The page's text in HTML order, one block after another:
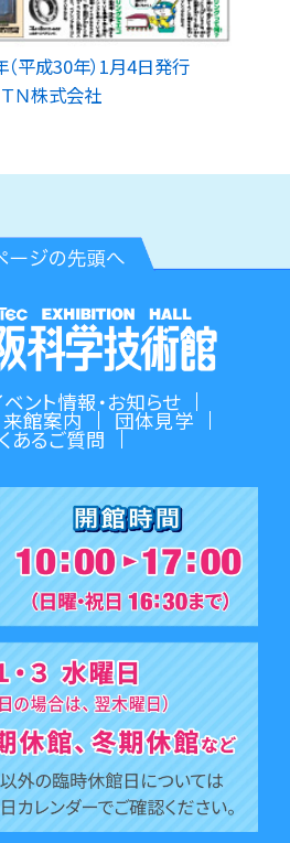
平成30年）1月4日発行
Ｎ株式会社
ベント情報・お知らせ
来館案内 団体見学
あるご質問